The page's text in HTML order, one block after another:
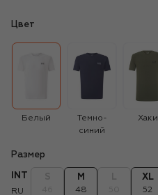
Цвет
Белый
Темно-
синий
Хаки
Размер
INT
RU
M
48
XL
52